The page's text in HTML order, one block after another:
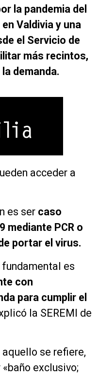
la pandemia del
Valdivia y una
el Servicio de
más recintos,
demanda.
acceder a
es ser caso
mediante PCR o
portar el virus.
es
con
para cumplir el
la SEREMI de
se refiere,
exclusivo;